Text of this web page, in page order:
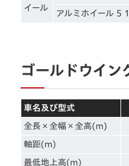
イール
アルミホイール 5
ゴールドウイ
車名及び型式
全長×全幅×全高(m)
軸距(m)
最低地上高(m)